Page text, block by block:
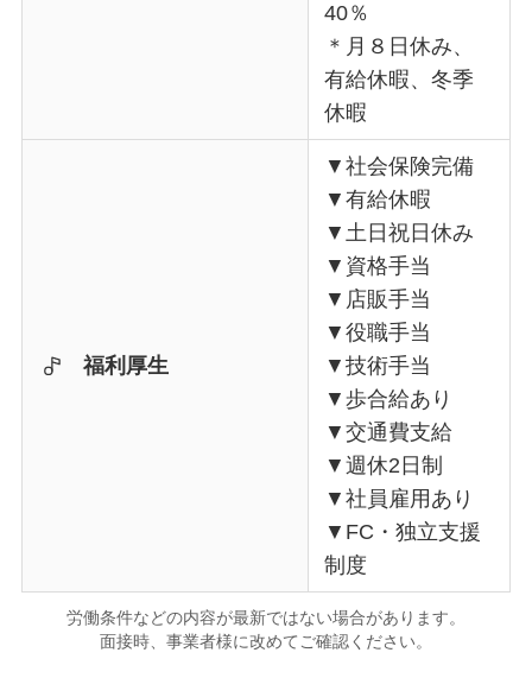
40％
＊月８日休み、
有給休暇、冬季
休暇
福利厚生
▼社会保険完備
▼有給休暇
▼土日祝日休み
▼資格手当
▼店販手当
▼役職手当
▼技術手当
▼歩合給あり
▼交通費支給
▼週休2日制
▼社員雇用あり
▼FC・独立支援
制度
労働条件などの内容が最新ではない場合があります。
面接時、事業者様に改めてご確認ください。